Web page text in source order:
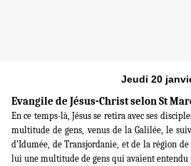
Jeudi 20
Evangile de Jésus-Christ selon St
En ce temps-là, Jésus se retira avec ses
multitude de gens, venus de la Galilée, le
d’Idumée, de Transjordanie, et de la région
lui une multitude de gens qui avaient entendu